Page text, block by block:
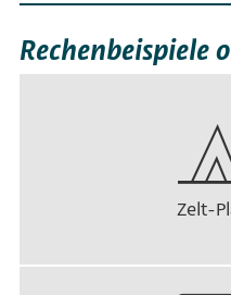
Rechenbeispiele
Zelt-